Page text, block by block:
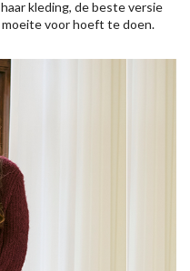
kleding, de beste versie
moeite voor hoeft te doen.